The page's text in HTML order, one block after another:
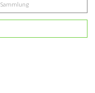
Sammlung